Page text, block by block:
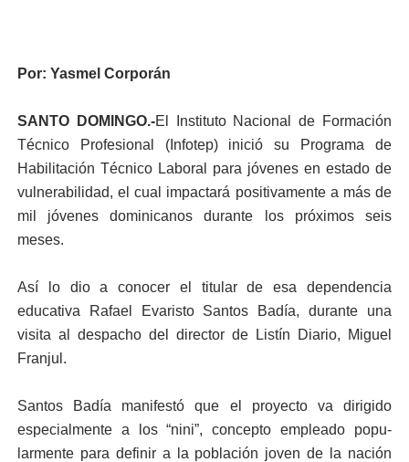
Por: Yasmel Corporán
SANTO DOMINGO.-El Instituto Nacional de Formación
Técnico Profe­sional (Infotep) inició su Programa de
Habilitación Técnico Laboral para jó­venes en estado de
vulne­rabilidad, el cual impacta­rá positivamente a más de
mil jóvenes dominicanos durante los próximos seis
meses.
Así lo dio a conocer el ti­tular de esa dependencia
educativa Rafael Evaristo Santos Badía, durante una
visita al despacho del direc­tor de Listín Diario, Miguel
Franjul.
Santos Badía manifestó que el proyecto va dirigido
especialmente a los “nini”, concepto empleado popu­
larmente para definir a la población joven de la na­ción